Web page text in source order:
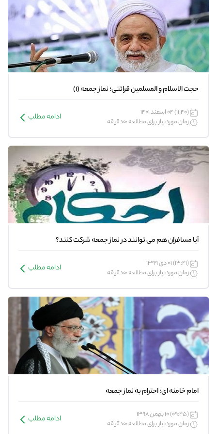
حجت الاسلام و المسلمین قرائتی؛ نماز جمعه (1)
(11:40) 04 اسفند 1401
زمان موردنیاز برای مطالعه :0دقیقه
ادامه مطلب
آیا مسافران هم می توانند در نماز جمعه شرکت کنند؟
(13:41) 01 دی 1399
زمان موردنیاز برای مطالعه :0دقیقه
ادامه مطلب
امام خامنه ای؛ احترام به نماز جمعه
(09:45) 10 بهمن 1398
زمان موردنیاز برای مطالعه :0دقیقه
ادامه مطلب